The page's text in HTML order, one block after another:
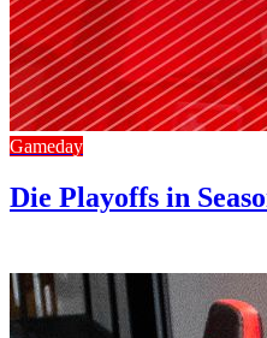
Gameday
Die Playoffs in